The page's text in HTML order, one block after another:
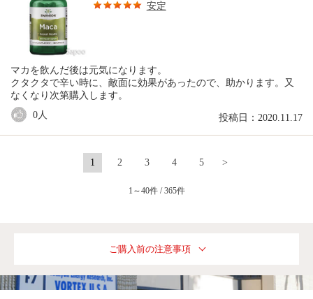
安定
マカを飲んだ後は元気になります。
クタクタで辛い時に、敵面に効果があったので、助かります。又
なくなり次第購入します。
投稿日：2020.11.17
0 人
1 2 3 4 5 >
1～40件 / 365件
ご購入前の注意事項